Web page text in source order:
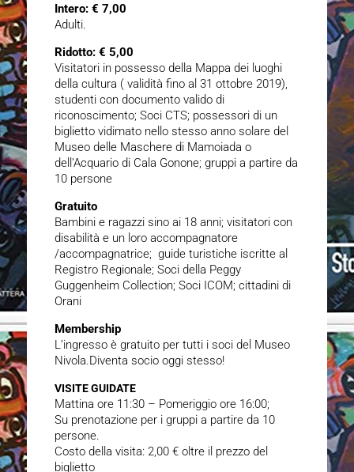
Intero: € 7,00
Adulti.
Ridotto: € 5,00
Visitatori in possesso della Mappa dei luoghi
della cultura ( validità fino al 31 ottobre 2019),
studenti con documento valido di
riconoscimento; Soci CTS; possessori di un
biglietto vidimato nello stesso anno solare del
Museo delle Maschere di Mamoiada o
dell’Acquario di Cala Gonone; gruppi a partire da
10 persone
Gratuito
Bambini e ragazzi sino ai 18 anni; visitatori con
disabilità e un loro accompagnatore
/accompagnatrice; guide turistiche iscritte al
Registro Regionale; Soci della Peggy
Guggenheim Collection; Soci ICOM; cittadini di
Orani
Membership
L’ingresso è gratuito per tutti i soci del Museo
Nivola.Diventa socio oggi stesso!
VISITE GUIDATE
Mattina ore 11:30 – Pomeriggio ore 16:00;
Su prenotazione per i gruppi a partire da 10
persone.
Costo della visita: 2,00 € oltre il prezzo del
biglietto